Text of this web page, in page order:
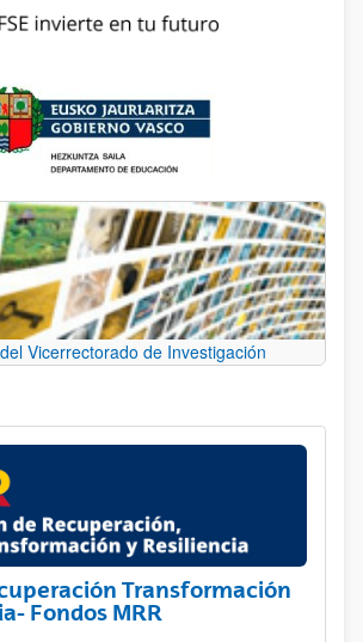
Vicerrectorado de Investigación
Transformación
Fondos MRR